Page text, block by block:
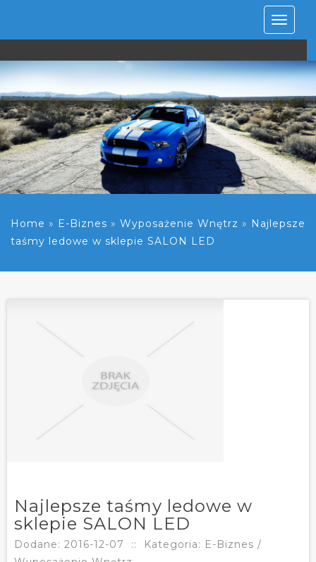
Rozwiń
Home » E-Biznes » Wyposażenie Wnętrz » Najlepsze
taśmy ledowe w sklepie SALON LED
Najlepsze taśmy ledowe w
sklepie SALON LED
Dodane: 2016-12-07 ::
Kategoria: E-Biznes /